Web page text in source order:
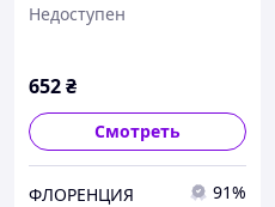
T1Z-00-0002 florentia
Недоступен
652₴
Смотреть
ФЛОРЕНЦИЯ 91%